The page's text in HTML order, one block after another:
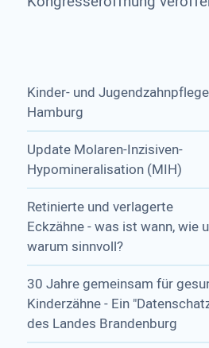
Kinder- und
Hamburg
Update Molaren-Inzisiven-
Hypomineralisation (MIH)
Retinierte und verlagerte
Eckzähne - was ist wann, wie
warum sinnvoll?
30 Jahre gemeinsam für
Kinderzähne - Ein
des Landes Brandenburg